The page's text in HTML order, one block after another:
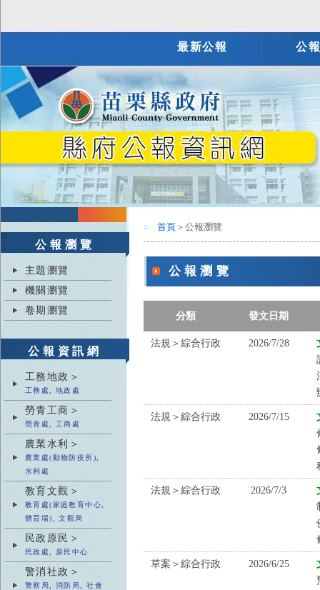
最新公報 公
:::
公報瀏覽
主題瀏覽
機關瀏覽
卷期瀏覽
公報資訊網
工務地政＞
工務處, 地政處
勞青工商＞
勞青處, 工商處
農業水利＞
農業處(動物防疫所),
水利處
教育文觀＞
教育處(家庭教育中心,
體育場), 文觀局
民政原民＞
民政處, 原民中心
警消社政＞
警察局, 消防局, 社會
::: 首頁 ＞公報瀏覽
公報瀏覽
分類 發文日期
法規＞綜合行政 2026/7/28
法規＞綜合行政 2026/7/15
法規＞綜合行政 2026/7/3
草案＞綜合行政 2026/6/25